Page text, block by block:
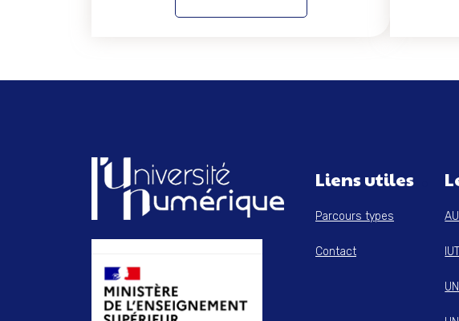
Liens utiles
Parcours types
Contact